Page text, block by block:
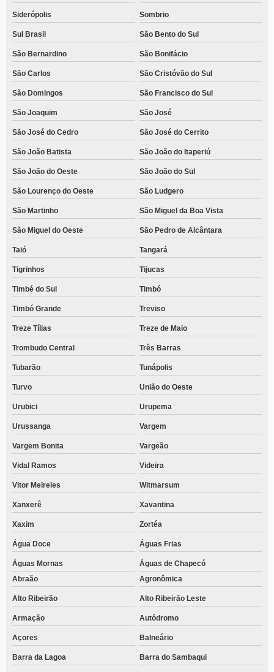
Siderópolis Sombrio
Sul Brasil São Bento do Sul
São Bernardino São Bonifácio
São Carlos São Cristóvão do Sul
São Domingos São Francisco do Sul
São Joaquim São José
São José do Cedro São José do Cerrito
São João Batista São João do Itaperiú
São João do Oeste São João do Sul
São Lourenço do Oeste São Ludgero
São Martinho São Miguel da Boa Vista
São Miguel do Oeste São Pedro de Alcântara
Taió Tangará
Tigrinhos Tijucas
Timbé do Sul Timbó
Timbó Grande Treviso
Treze Tílias Treze de Maio
Trombudo Central Três Barras
Tubarão Tunápolis
Turvo União do Oeste
Urubici Urupema
Urussanga Vargem
Vargem Bonita Vargeão
Vidal Ramos Videira
Vitor Meireles Witmarsum
Xanxerê Xavantina
Xaxim Zortéa
Água Doce Águas Frias
Águas Mornas
Águas de Chapecó
Abraão
Agronômica
Alto Ribeirão Alto Ribeirão Leste
Armação Autódromo
Açores Balneário
Barra da Lagoa Barra do Sambaqui